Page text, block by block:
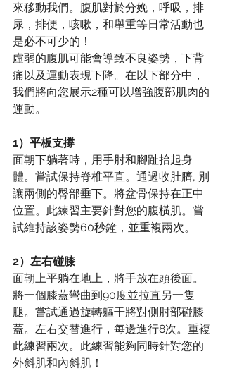
來移動我們。腹肌對於分娩，呼吸，排
尿，排便，咳嗽，和舉重等日常活動也
是必不可少的！
虛弱的腹肌可能會導致不良姿勢，下背
痛以及運動表現下降。在以下部分中，
我們將向您展示2種可以增強腹部肌肉的
運動。
1）平板支撐
面朝下躺著時，用手肘和腳趾抬起身
體。嘗試保持脊椎平直。通過收肚臍, 別
讓兩側的臀部垂下。將盆骨保持在正中
位置。此練習主要針對您的腹橫肌。嘗
試維持該姿勢60秒鐘，並重複兩次。
2）左右碰膝
面朝上平躺在地上，將手放在頭後面。
將一個膝蓋彎曲到90度並拉直另一隻
腿。嘗試通過旋轉軀干將對側肘部碰膝
蓋。左右交替進行，每邊進行8次。重複
此練習兩次。此練習能夠同時針對您的
外斜肌和內斜肌！